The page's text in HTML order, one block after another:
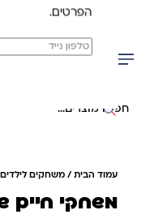
משלוח מהיר חינם בקניה מעל 299
חיפוש באתר
עמוד הבית/משחקים לילדים/
משחקי חיים
הפרטים.